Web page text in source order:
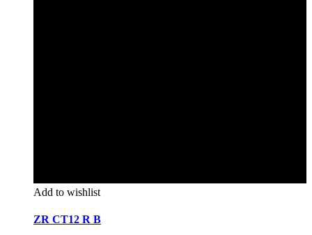
Add to wishlist
ZR CT12 R B